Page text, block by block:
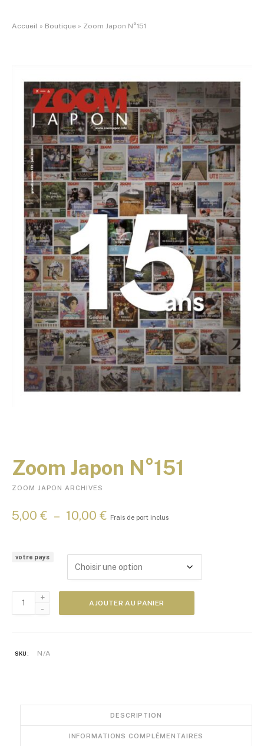
Accueil » Boutique » Zoom Japon N°151
Zoom Japon N°151
ZOOM JAPON ARCHIVES
5,00 € – 10,00 € P
g
e
d
e
p
r
0
€
Frais de port inclus
votre pays
quantité
AJOUTER AU PANIER
SKU: N/A
DESCRIPTION
INFORMATIONS COMPLÉMENTAIRES